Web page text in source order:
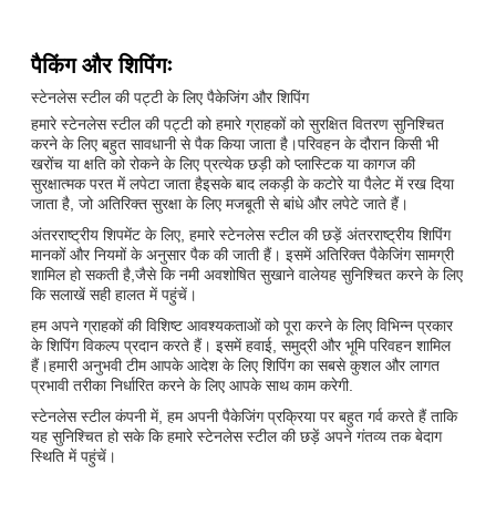
पैकिंग और शिपिंगः
स्टेनलेस स्टील की पट्टी के लिए पैकेजिंग और शिपिंग
हमारे स्टेनलेस स्टील की पट्टी को हमारे ग्राहकों को सुरक्षित वितरण सुनिश्चित
करने के लिए बहुत सावधानी से पैक किया जाता है।परिवहन के दौरान किसी भी
खरोंच या क्षति को रोकने के लिए प्रत्येक छड़ी को प्लास्टिक या कागज की
सुरक्षात्मक परत में लपेटा जाता हैइसके बाद लकड़ी के कटोरे या पैलेट में रख दिया
जाता है, जो अतिरिक्त सुरक्षा के लिए मजबूती से बांधे और लपेटे जाते हैं।
अंतरराष्ट्रीय शिपमेंट के लिए, हमारे स्टेनलेस स्टील की छड़ें अंतरराष्ट्रीय शिपिंग
मानकों और नियमों के अनुसार पैक की जाती हैं। इसमें अतिरिक्त पैकेजिंग सामग्री
शामिल हो सकती है,जैसे कि नमी अवशोषित सुखाने वालेयह सुनिश्चित करने के लिए
कि सलाखें सही हालत में पहुंचें।
हम अपने ग्राहकों की विशिष्ट आवश्यकताओं को पूरा करने के लिए विभिन्न प्रकार
के शिपिंग विकल्प प्रदान करते हैं। इसमें हवाई, समुद्री और भूमि परिवहन शामिल
हैं।हमारी अनुभवी टीम आपके आदेश के लिए शिपिंग का सबसे कुशल और लागत
प्रभावी तरीका निर्धारित करने के लिए आपके साथ काम करेगी.
स्टेनलेस स्टील कंपनी में, हम अपनी पैकेजिंग प्रक्रिया पर बहुत गर्व करते हैं ताकि
यह सुनिश्चित हो सके कि हमारे स्टेनलेस स्टील की छड़ें अपने गंतव्य तक बेदाग
स्थिति में पहुंचें।